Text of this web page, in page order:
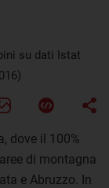
su dati Istat
dove il 100%
di montagna
e Abruzzo. In